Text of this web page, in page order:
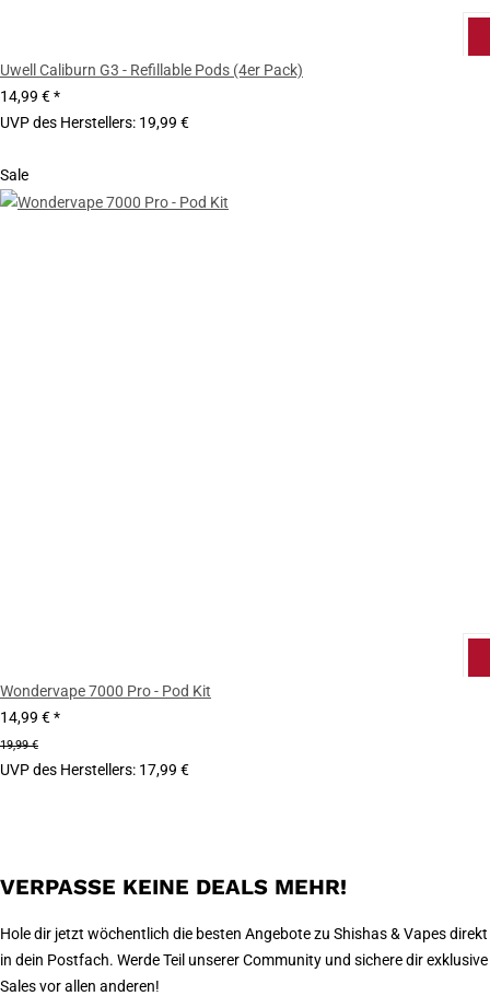
Uwell Caliburn G3 - Refillable Pods (4er Pack)
14,99 €*
UVP des Herstellers: 19,99 €
Sale
Wondervape 7000 Pro - Pod Kit
14,99 €*
19,99 €
UVP des Herstellers: 17,99 €
VERPASSE KEINE DEALS MEHR!
Hole dir jetzt wöchentlich die besten Angebote zu Shishas & Vapes direkt
in dein Postfach. Werde Teil unserer Community und sichere dir exklusive
Sales vor allen anderen!